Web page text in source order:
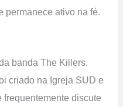
permanece ativo na fé.
banda The Killers.
criado na Igreja SUD e
discute